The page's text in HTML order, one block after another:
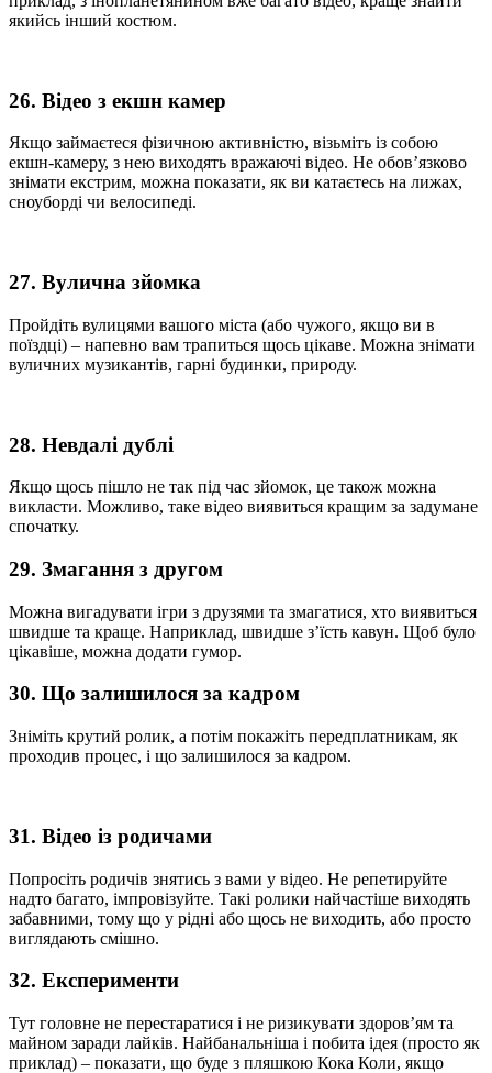
якийсь інший костюм.
26. Відео з екшн камер
Якщо займаєтеся фізичною активністю, візьміть із собою
екшн-камеру, з нею виходять вражаючі відео. Не обов’язково
знімати екстрим, можна показати, як ви катаєтесь на лижах,
сноуборді чи велосипеді.
27. Вулична зйомка
Пройдіть вулицями вашого міста (або чужого, якщо ви в
поїздці) – напевно вам трапиться щось цікаве. Можна знімати
вуличних музикантів, гарні будинки, природу.
28. Невдалі дублі
Якщо щось пішло не так під час зйомок, це також можна
викласти. Можливо, таке відео виявиться кращим за задумане
спочатку.
29. Змагання з другом
Можна вигадувати ігри з друзями та змагатися, хто виявиться
швидше та краще. Наприклад, швидше з’їсть кавун. Щоб було
цікавіше, можна додати гумор.
30. Що залишилося за кадром
Зніміть крутий ролик, а потім покажіть передплатникам, як
проходив процес, і що залишилося за кадром.
31. Відео із родичами
Попросіть родичів знятись з вами у відео. Не репетируйте
надто багато, імпровізуйте. Такі ролики найчастіше виходять
забавними, тому що у рідні або щось не виходить, або просто
виглядають смішно.
32. Експерименти
Тут головне не перестаратися і не ризикувати здоров’ям та
майном заради лайків. Найбанальніша і побита ідея (просто як
приклад) – показати, що буде з пляшкою Кока Коли, якщо